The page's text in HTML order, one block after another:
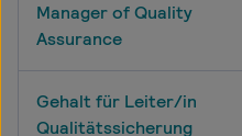
Manager of Quality
Assurance
Gehalt für Leiter/in
Qualitätssicherung